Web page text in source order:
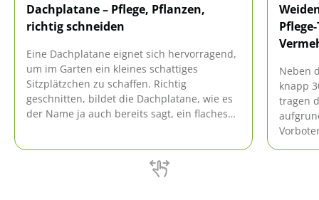
Dachplatane – Pflege, Pflanzen,
richtig schneiden
Eine Dachplatane eignet sich hervorragend,
um im Garten ein kleines schattiges
Sitzplätzchen zu schaffen. Richtig
geschnitten, bildet die Dachplatane, wie es
der Name ja auch bereits sagt, ein flaches
angenehmes mediterranes Flair in die
Neben
knapp
tragen